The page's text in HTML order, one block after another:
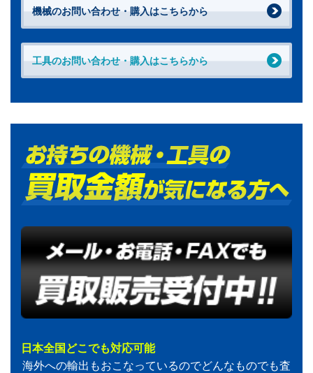
機械のお問い合わせ・購入はこちらから
工具のお問い合わせ・購入はこちらから
日本全国どこでも対応可能
海外への輸出もおこなっているのでどんなものでも査